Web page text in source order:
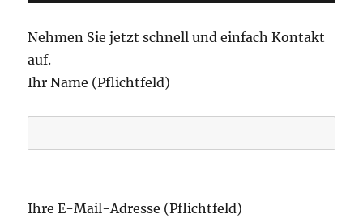
Nehmen Sie jetzt schnell und einfach Kontakt
auf.
Ihr Name (Pflichtfeld)
i
Ihre E-Mail-Adresse (Pflichtfeld)